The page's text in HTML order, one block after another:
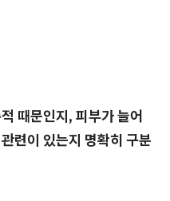
때문인지, 피부가 늘어
련이 있는지 명확히 구분